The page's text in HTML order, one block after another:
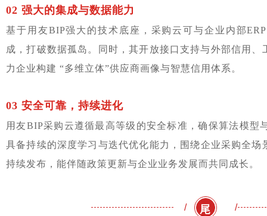
02 强大的集成与数据能力
基于用友BIP强大的技术底座，采购云可与企业内部
成，打破数据孤岛。同时，其开放接口支持与外部信用
力企业构建 “多维立体”供应商画像与智慧信用体系。
03 安全可靠，持续进化
用友BIP采购云遵循最高等级的安全标准，确保算法模型
具备持续的深度学习与迭代优化能力， 围绕企业采购全场
持续发布， 能伴随政策更新与企业业务发展而共同成长。
/ 尾 /